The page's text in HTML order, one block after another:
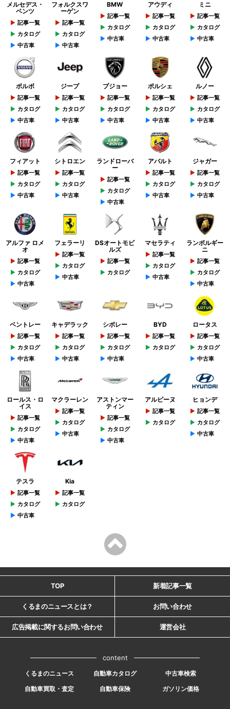
メルセデス・
ベンツ
記事一覧
カタログ
中古車
フォルクスワ
ーゲン
記事一覧
カタログ
中古車
BMW
記事一覧
カタログ
中古車
アウディ
記事一覧
カタログ
中古車
ミニ
記事一覧
カタログ
中古車
ボルボ
記事一覧
カタログ
中古車
ジープ
記事一覧
カタログ
中古車
プジョー
記事一覧
カタログ
中古車
ポルシェ
記事一覧
カタログ
中古車
ルノー
記事一覧
カタログ
中古車
フィアット
記事一覧
カタログ
中古車
シトロエン
記事一覧
カタログ
中古車
ランドローバ
ー
記事一覧
カタログ
中古車
アバルト
記事一覧
カタログ
中古車
ジャガー
記事一覧
カタログ
中古車
アルファ ロメ
オ
記事一覧
カタログ
中古車
フェラーリ
記事一覧
カタログ
中古車
DSオートモビ
ルズ
記事一覧
カタログ
マセラティ
記事一覧
カタログ
中古車
ランボルギー
ニ
記事一覧
カタログ
中古車
ベントレー
記事一覧
カタログ
中古車
キャデラック
記事一覧
カタログ
中古車
シボレー
記事一覧
カタログ
中古車
BYD
記事一覧
カタログ
ロータス
記事一覧
カタログ
中古車
ロールス・ロ
イス
記事一覧
カタログ
中古車
マクラーレン
記事一覧
カタログ
中古車
アストンマー
ティン
記事一覧
カタログ
中古車
アルピーヌ
記事一覧
カタログ
ヒョンデ
記事一覧
カタログ
中古車
テスラ
記事一覧
カタログ
中古車
Kia
記事一覧
カタログ
TOP 新着記事一覧
くるまのニュースとは？ お問い合わせ
広告掲載に関するお問い合わせ 運営会社
content
くるまのニュース 自動車カタログ
中古車検索
自動車買取・査定
自動車保険 ガソリン価格